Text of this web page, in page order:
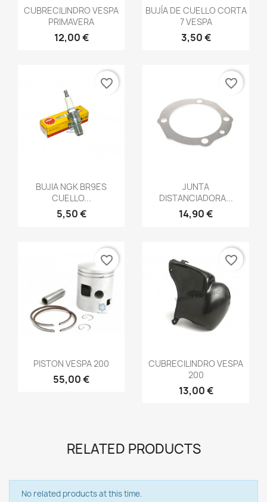
Vista rápida
CUBRECILINDRO VESPA
PRIMAVERA
12,00 €
Vista rápida
BUJÍA DE CUELLO CORTA
7 VESPA
3,50 €
Vista rápida
BUJIA NGK BR9ES
CUELLO...
5,50 €
favorite_border
Vista rápida
JUNTA
DISTANCIADORA...
14,90 €
favorite_border
Vista rápida
PISTON VESPA 200
55,00 €
favorite_border
Vista rápida
CUBRECILINDRO VESPA
200
13,00 €
favorite_border
RELATED PRODUCTS
No related products at this time.